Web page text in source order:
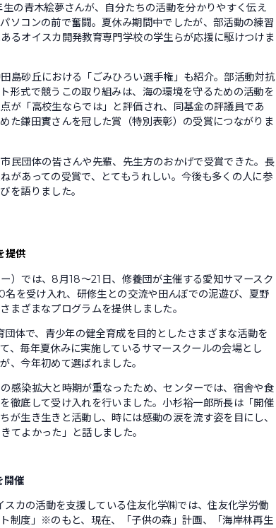
の青木絵夢さんが、自分たちの活動を分かりやすく伝え
ソコンの前で奮闘。夏休み期間中でしたが、部活動の練習
るオイスカ開発教育専門学校の学生らが応援に駆けつけま
島砂丘における「ごみひろい選手権」も紹介。部活動対抗
形式で競うこの取り組みは、海の環境を守るための活動を
が「高校生ならでは」と評価され、同基金の評議員であ
た鎌田實さんを冠した賞（特別表彰）の受賞につながりま
民団体の皆さんや先輩、先生方のおかげで受賞できた。長
があっての受賞で、とてもうれしい。今後も多くの人に参
を語りました。
提供
）では、8月18〜21日、修養団が主催する愛知サマースク
を受け入れ、研修生との交流や田んぼでの泥遊び、夏野
まざまなプログラムを提供しました。
体で、青少年の健全育成を目的としたさまざまな活動を
、毎年夏休みに実施しているサマースクールの会場とし
、今年初めて選ばれました。
感染拡大と時期が重なったため、センターでは、宿舎や食
徹底して受け入れを行いました。小杉裕一郎所長は「開催
が生き生きと活動し、時には感動の涙を流す姿を目にし、
てよかった」と話しました。
開催
カの活動を支援している住友化学㈱では、住友化学労働
制度」※のもと、現在、「子供の森」計画、「海岸林再生